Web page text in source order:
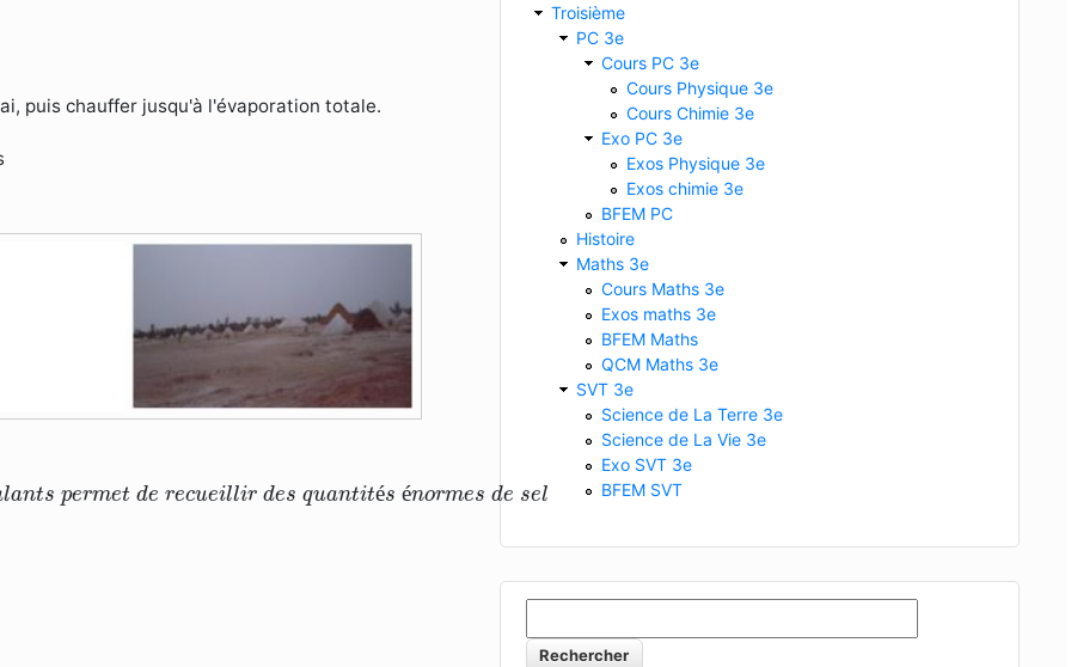
puis chauffer jusqu'à l'évaporation totale.
lants permet de recueillir des quantités énormes de sel
s a m e ecu ll uan it m d sel
Troisième
PC 3e
Cours PC 3e
Cours Physique 3e
Cours Chimie 3e
Exo PC 3e
Exos Physique 3e
Exos chimie 3e
BFEM PC
Histoire
Maths 3e
Cours Maths 3e
Exos maths 3e
BFEM Maths
QCM Maths 3e
SVT 3e
Science de La Terre 3e
Science de La Vie 3e
Exo SVT 3e
BFEM SVT